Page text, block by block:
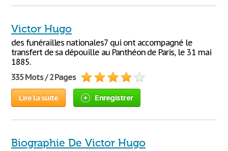
Victor Hugo
des funérailles nationales7 qui ont accompagné le
transfert de sa dépouille au Panthéon de Paris, le 31 mai
1885.
335 Mots / 2 Pages
Lire la suite Enregistrer
Biographie De Victor Hugo